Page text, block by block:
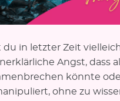
du in letzter Zeit
Angst, dass
könnte
ohne zu